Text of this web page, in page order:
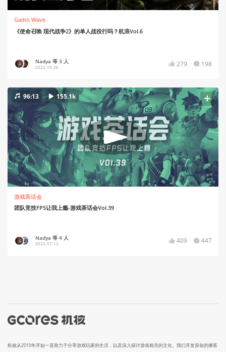
Gadio Wave
《使命召唤 现代战争2》的单人战役行吗？机浪Vol.6
Nadya 等 3 人
2022-10-26 279 198
96:13 155.1k
游戏茶话会
团队竞技FPS让我上瘾-游戏茶话会Vol.39
Nadya 等 4 人
2022-07-12 409 447
机核从2010年开始一直致力于分享游戏玩家的生活，以及深入探讨游戏相关的文化。我们开发原创的播客